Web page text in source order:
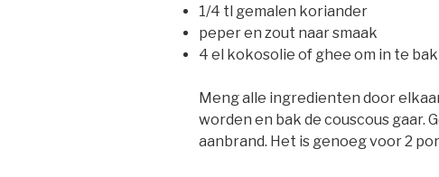
1/4 tl gemalen koriander
peper en zout naar smaak
4 el kokosolie of ghee om in te
Meng alle ingredienten door
worden en bak de couscous gaar.
aanbrand. Het is genoeg voor 2